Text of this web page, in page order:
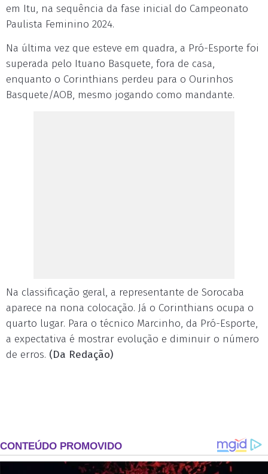
em Itu, na sequência da fase inicial do Campeonato
Paulista Feminino 2024.
Na última vez que esteve em quadra, a Pró-Esporte foi
superada pelo Ituano Basquete, fora de casa,
enquanto o Corinthians perdeu para o Ourinhos
Basquete/AOB, mesmo jogando como mandante.
Na classificação geral, a representante de Sorocaba
aparece na nona colocação. Já o Corinthians ocupa o
quarto lugar. Para o técnico Marcinho, da Pró-Esporte,
a expectativa é mostrar evolução e diminuir o número
de erros. (Da Redação)